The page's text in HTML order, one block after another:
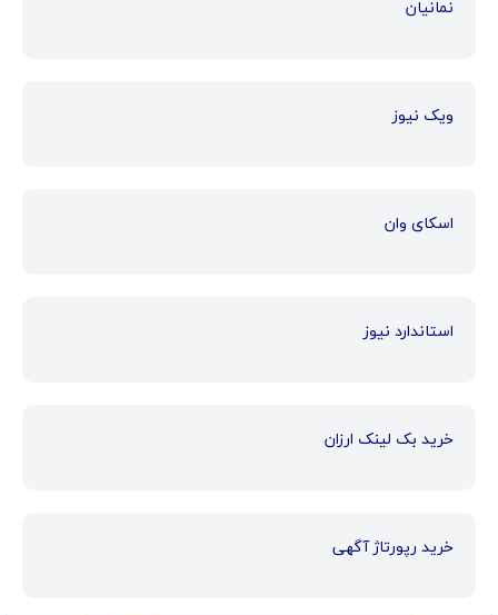
نمانیان
ویک نیوز
اسکای وان
استاندارد نیوز
خرید بک لینک ارزان
خرید رپورتاژ آگهی